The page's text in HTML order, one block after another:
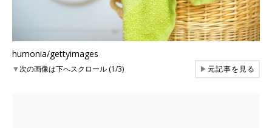
humonia/gettyimages
▼次の画像は下へスクロール (1/3) ▶元記事を見る